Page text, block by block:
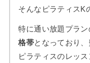
そんなピラティスK
特に通い放題プラ
格帯となっており
ピラティスのレッス